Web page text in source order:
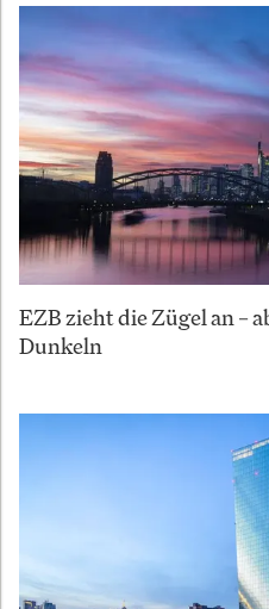
EZB zieht die Zügel an –
Dunkeln